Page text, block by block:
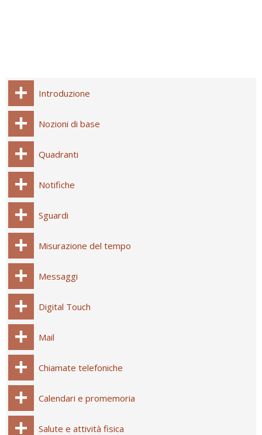
Introduzione
Nozioni di base
Quadranti
Notifiche
Sguardi
Misurazione del tempo
Messaggi
Digital Touch
Mail
Chiamate telefoniche
Calendari e promemoria
Salute e attività fisica